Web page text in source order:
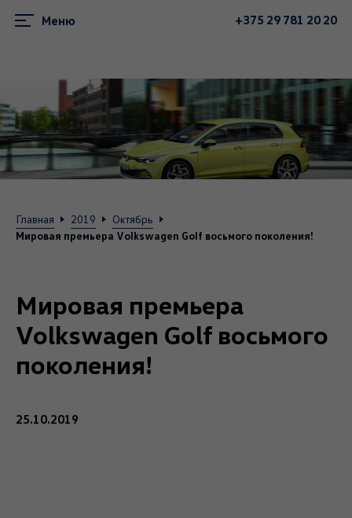
Меню +375 29 781 20 20
Главная 2019 Октябрь
Мировая премьера Volkswagen Golf восьмого поколения!
Мировая премьера
Volkswagen Golf восьмого
поколения!
25.10.2019